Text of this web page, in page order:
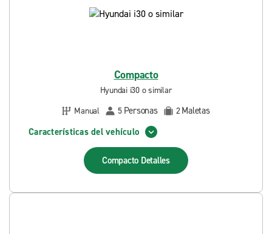
Compacto
Hyundai i30 o similar
Manual
5 Personas 2Maletas
Características del vehículo
Compacto Detalles